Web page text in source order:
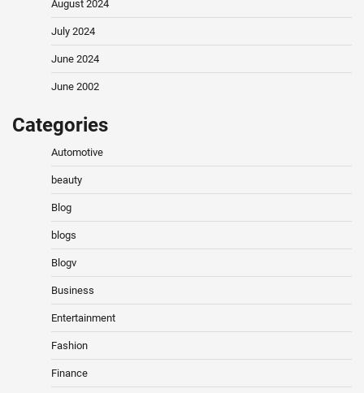
August 2024
July 2024
June 2024
June 2002
Categories
Automotive
beauty
Blog
blogs
Blogv
Business
Entertainment
Fashion
Finance